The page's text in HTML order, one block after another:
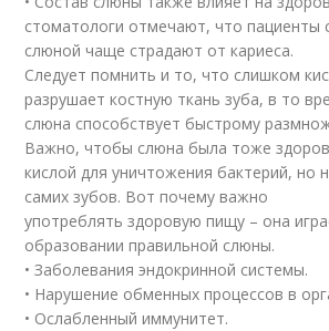
стоматологи отмечают, что пациенты
слюной чаще страдают от кариеса.
Следует помнить и то, что слишком
разрушает костную ткань зуба, в то
слюна способствует быстрому
Важно, чтобы слюна была тоже
кислой для уничтожения бактерий, но
самих зубов. Вот почему важно
употреблять здоровую пищу – она
образовании правильной слюны.
• Заболевания эндокринной системы.
• Нарушение обменных процессов в
• Ослабленный иммунитет.